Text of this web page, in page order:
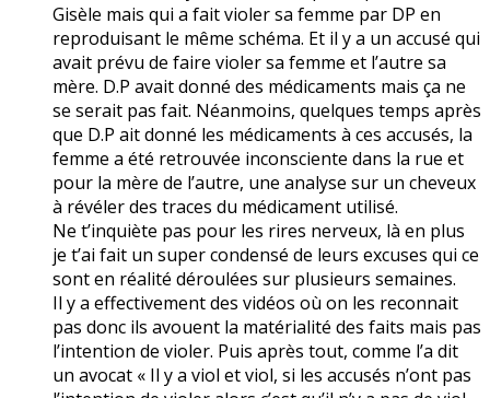
Gisèle mais qui a fait violer sa femme par DP en
reproduisant le même schéma. Et il y a un accusé qui
avait prévu de faire violer sa femme et l’autre sa
mère. D.P avait donné des médicaments mais ça ne
se serait pas fait. Néanmoins, quelques temps après
que D.P ait donné les médicaments à ces accusés, la
femme a été retrouvée inconsciente dans la rue et
pour la mère de l’autre, une analyse sur un cheveux
à révéler des traces du médicament utilisé.
Ne t’inquiète pas pour les rires nerveux, là en plus
je t’ai fait un super condensé de leurs excuses qui ce
sont en réalité déroulées sur plusieurs semaines.
Il y a effectivement des vidéos où on les reconnait
pas donc ils avouent la matérialité des faits mais pas
l’intention de violer. Puis après tout, comme l’a dit
un avocat « Il y a viol et viol, si les accusés n’ont pas